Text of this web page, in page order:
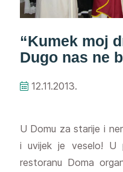
“Kumek moj
Dugo nas ne
12.11.2013.
U Domu za starije i
i uvijek je veselo! U
restoranu Doma